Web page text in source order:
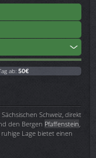
ab: 50€
Schweiz, direkt
den Bergen Pfaffenstein
Lage bietet einen